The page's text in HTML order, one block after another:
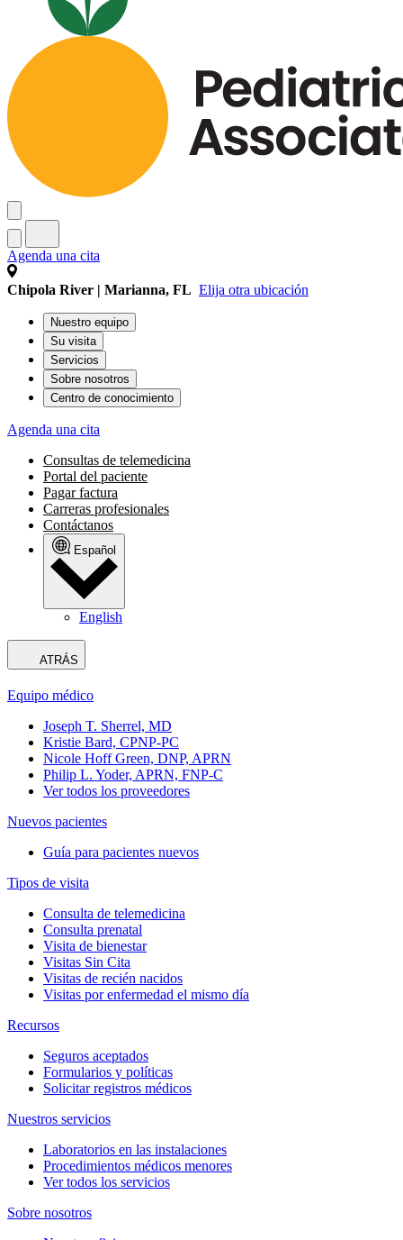
Agenda una cita
Chipola River | Marianna, FL Elija otra ubicación
Nuestro equipo
Su visita
Servicios
Sobre nosotros
Centro de conocimiento
Agenda una cita
Consultas de telemedicina
Portal del paciente
Pagar factura
Carreras profesionales
Contáctanos
Español
English
ATRÁS
Equipo médico
Joseph T. Sherrel, MD
Kristie Bard, CPNP-PC
Nicole Hoff Green, DNP, APRN
Philip L. Yoder, APRN, FNP-C
Ver todos los proveedores
Nuevos pacientes
Guía para pacientes nuevos
Tipos de visita
Consulta de telemedicina
Consulta prenatal
Visita de bienestar
Visitas Sin Cita
Visitas de recién nacidos
Visitas por enfermedad el mismo día
Recursos
Seguros aceptados
Formularios y políticas
Solicitar registros médicos
Nuestros servicios
Laboratorios en las instalaciones
Procedimientos médicos menores
Ver todos los servicios
Sobre nosotros